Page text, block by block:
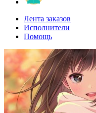
Лента заказов
Исполнители
Помощь